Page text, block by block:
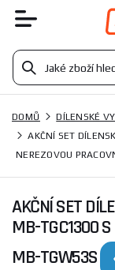
DOMŮ DÍLENSKÉ
AKČNÍ SET
NEREZOVOU
AKČNÍ SET
MB-TGC1300 S
MB-TGW53S